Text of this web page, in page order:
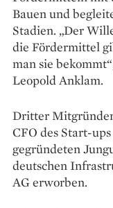
Bauen und
Stadien. „Der
die Fördermittel
man sie
Leopold Anklam.
Dritter Mitgründer
CFO des Start-ups
gegründeten
deutschen
AG erworben.